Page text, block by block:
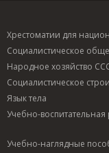
Хрестоматии для
Социалистическое
Народное хозяйство
Социалистическое
Язык тела
Учебно-
Учебно-наглядные